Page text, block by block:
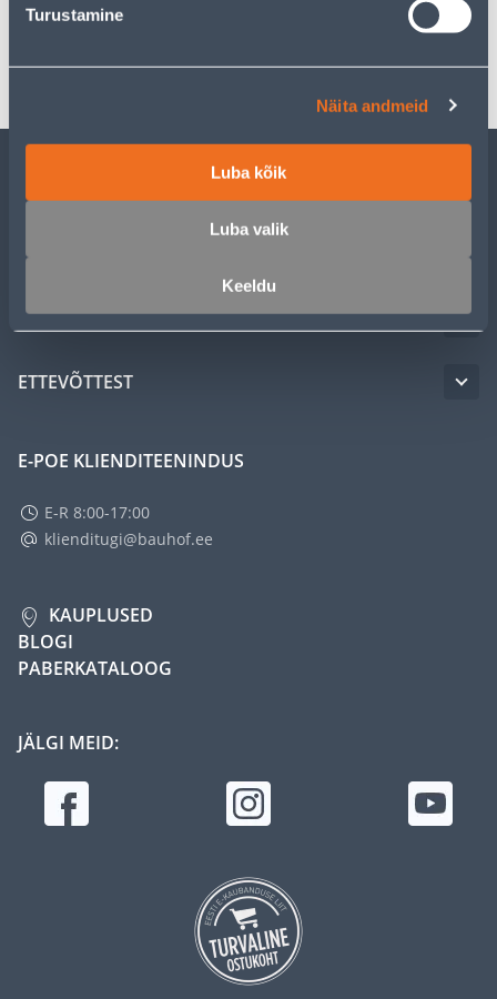
Turustamine
Näita andmeid
Luba kõik
Luba valik
Keeldu
KLIENDITEENINDUS
TEENUSED
MEISTRIKLUBI
ETTEVÕTTEST
E-POE KLIENDITEENINDUS
E-R 8:00-17:00
klienditugi@bauhof.ee
KAUPLUSED
BLOGI
PABERKATALOOG
JÄLGI MEID: